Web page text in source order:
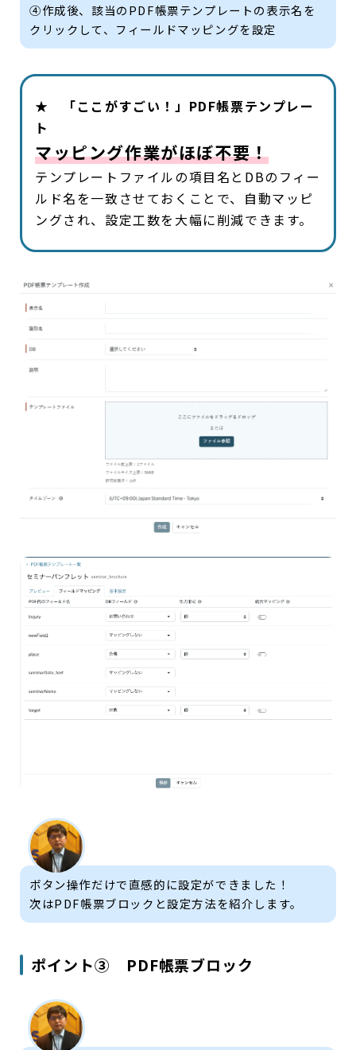
④作成後、該当のPDF帳票テンプレートの表示名を
クリックして、フィールドマッピングを設定
★ 「ここがすごい！」PDF帳票テンプレー
ト
マッピング作業がほぼ不要！
テンプレートファイルの項目名とDBのフィー
ルド名を一致させておくことで、自動マッピ
ングされ、設定工数を大幅に削減できます。
ボタン操作だけで直感的に設定ができました！
次はPDF帳票ブロックと設定方法を紹介します。
ポイント③ PDF帳票ブロック